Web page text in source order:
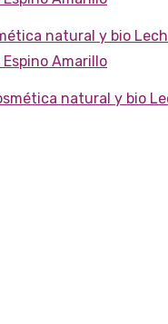
natural y bio
Amarillo